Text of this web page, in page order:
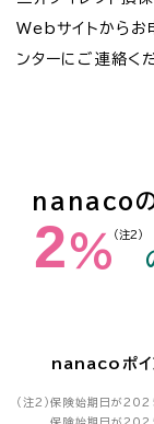
Webサイトからお
ンターにご連絡く
nanacoの
2％ （注2）
nanacoポイ
（注2）保険始期日が